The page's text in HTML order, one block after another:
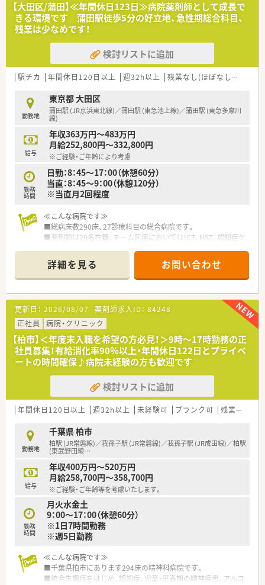
【大田区/蒲田】≪年間休日123日≫病院薬剤師として成長で
きる環境です 蒲田駅徒歩5分の好立地、急性期総合科目、
残業は少なめです！
検討リストに追加
駅チカ 年間休日120日以上 週32h以上 残業なし(ほぼなし含む)
勤務地
東京都 大田区
蒲田駅 (JR京浜東北線)／蒲田駅 (東急池上線)／蒲田駅 (東急多摩川
線)
給与
年収363万円～483万円
月給252,800円～332,800円
※ご経験・ご年齢により考慮
勤務
時間
日勤：8：45～17：00（休憩60分）
当直：8：45～9：00（休憩120分）
※当直月2回程度
≪こんな病院です≫
■総病床数290床、27診療科目の総合病院です。
■薬剤師は20名在籍、チーム医療においてはICT、NST、認知症ケ
に積極的に参画しています
■法人内の施設で急性期医療、回復期、在宅と地域包括ケアシス
テムが構築されており、幅広い視野を持つ人財を育成することが
できます。
■年間休日120日以上、残業も月10時間以内と働きやすい環境で
す。
≪業務内容≫
■入院患者様の調剤（外来は院外処方）
■製剤業務
■注射混注（抗がん剤、ＴＰＮ）
■注射調剤（アンプルピッカー設置）
■病棟業務（各病棟に病棟専任薬剤師を配置）
■医薬品管理、医薬品情報管理
■当直業務（一人当たり月に2回程度）
■病棟服薬指導 有
※8病棟が対象。分業制ではなく、全員で業務を回しており、1人
当たり平均で15名の患者様を担当しています。
■DI業務 有
■注射業務 有(混注あり)
■チーム医療 有
（感染対策委員会 、ICT、褥瘡対策委員会 、NST、癌化学療法委員
会、※緩和ケア委員会、輸血療法委員会 、薬事委員会、防災委員
会 等）※対象患者様がいらした際にラウンダーをして行う、カ
ンファレンス形式。
→委員会活動について：希望があれば参加可。
≪おすすめポイント≫
■蒲田駅から徒歩5分と通勤も大変便利です
■急性期総合病院の中では残業も月に10ｈと少なめです
詳細を見る お問い合わせ
更新日： 2026/08/07 薬剤師求人ID： 84248
正社員
病院・クリニック
【柏市】＜年度末入職を希望の方必見！＞9時～17時勤務の正
社員募集！有給消化率90％以上・年間休日122日とプライベ
ートの時間確保♪病院未経験の方も歓迎です
検討リストに追加
年間休日120日以上 週32h以上 未経験可 ブランク可 残業なし(ほぼなし含む)
勤務地
千葉県 柏市
柏駅 (JR常磐線)／我孫子駅 (JR常磐線)／我孫子駅 (JR成田線)／柏駅
(東武野田線…
給与
年収400万円～520万円
月給258,700円～358,700円
※ご経験・ご年齢等を考慮いたします。
勤務
時間
月火水金土
9：00～17：00（休憩60分）
※1日7時間勤務
※週5日勤務
≪こんな病院です≫
■千葉県柏市にあります294床の精神科病院です。
■統合失調症をはじめ、認知症、児童・思春期の精神疾患、アルコ